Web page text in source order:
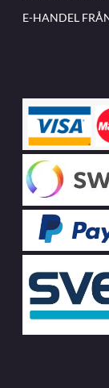
E-HANDEL